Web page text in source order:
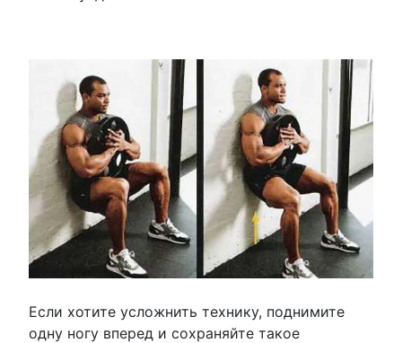
Если хотите усложнить технику, поднимите
одну ногу вперед и сохраняйте такое